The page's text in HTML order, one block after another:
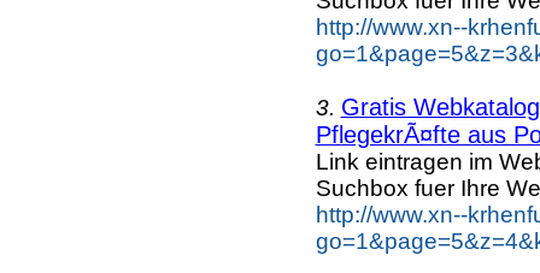
http://www.xn--
3. Gratis
PflegekrÃ¤fte aus
Link eintragen im
Suchbox fuer Ihre
http://www.xn--